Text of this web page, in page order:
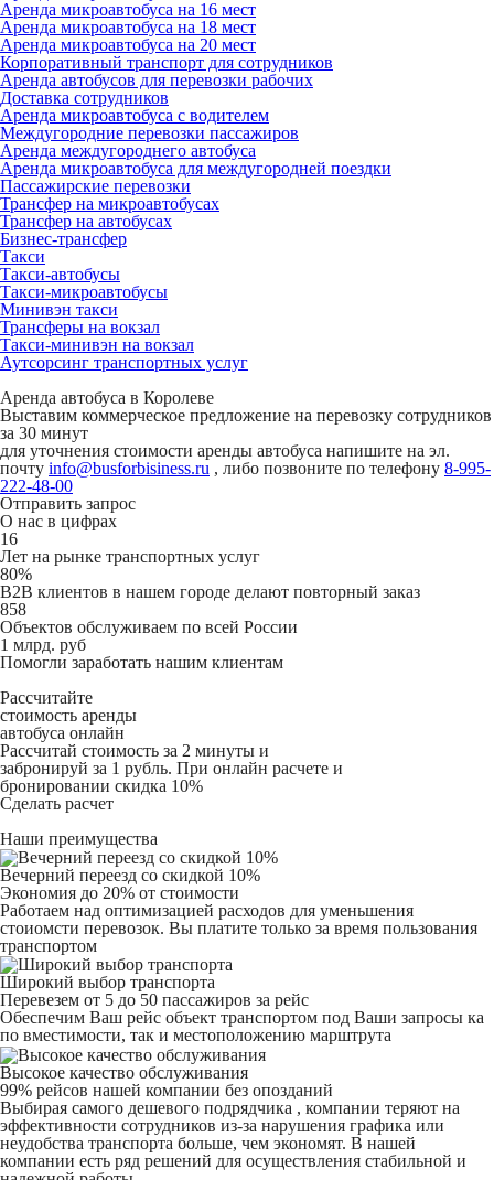
Аренда микроавтобуса на 16 мест
Аренда микроавтобуса на 18 мест
Аренда микроавтобуса на 20 мест
Корпоративный транспорт для сотрудников
Аренда автобусов для перевозки рабочих
Доставка сотрудников
Аренда микроавтобуса с водителем
Междугородние перевозки пассажиров
Аренда междугороднего автобуса
Аренда микроавтобуса для междугородней поездки
Пассажирские перевозки
Трансфер на микроавтобусах
Трансфер на автобусах
Бизнес-трансфер
Такси
Такси-автобусы
Такси-микроавтобусы
Минивэн такси
Трансферы на вокзал
Такси-минивэн на вокзал
Аутсорсинг транспортных услуг
Аренда автобуса в Королеве
Выставим коммерческое предложение на перевозку сотрудников
за 30 минут
для уточнения стоимости аренды автобуса напишите на эл.
почту info@busforbisiness.ru , либо позвоните по телефону 8-995-
222-48-00
Отправить запрос
О нас в цифрах
16
Лет на рынке транспортных услуг
80%
B2B клиентов в нашем городе делают повторный заказ
858
Объектов обслуживаем по всей России
1 млрд. руб
Помогли заработать нашим клиентам
Рассчитайте
стоимость аренды
автобуса онлайн
Рассчитай стоимость за 2 минуты и
забронируй за 1 рубль. При онлайн расчете и
бронировании скидка 10%
Сделать расчет
Наши преимущества
Вечерний переезд со скидкой 10%
Экономия до 20% от стоимости
Работаем над оптимизацией расходов для уменьшения
стоиомсти перевозок. Вы платите только за время пользования
транспортом
Широкий выбор транспорта
Перевезем от 5 до 50 пассажиров за рейс
Обеспечим Ваш рейс объект транспортом под Ваши запросы ка
по вместимости, так и местоположению марштрута
Высокое качество обслуживания
99% рейсов нашей компании без опозданий
Выбирая самого дешевого подрядчика , компании теряют на
эффективности сотрудников из-за нарушения графика или
неудобства транспорта больше, чем экономят. В нашей
компании есть ряд решений для осуществления стабильной и